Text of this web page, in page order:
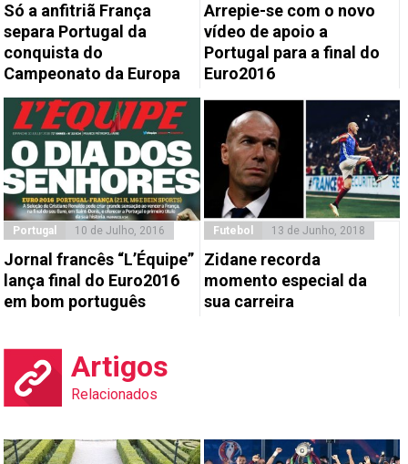
Só a anfitriã França
separa Portugal da
conquista do
Campeonato da Europa
Arrepie-se com o novo
vídeo de apoio a
Portugal para a final do
Euro2016
Portugal 10 de Julho, 2016
Jornal francês “L’Équipe”
lança final do Euro2016
em bom português
Futebol 13 de Junho, 2018
Zidane recorda
momento especial da
sua carreira
Artigos
Relacionados